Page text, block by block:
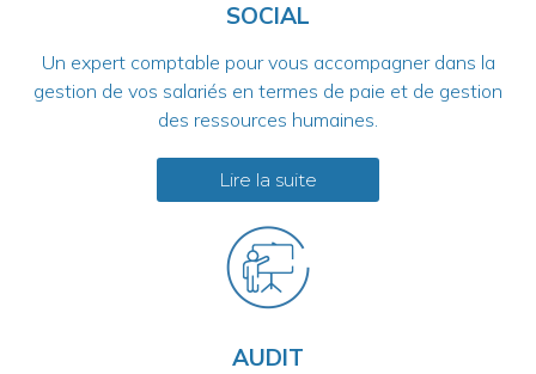
SOCIAL
Un expert comptable pour vous accompagner dans la
gestion de vos salariés en termes de paie et de gestion
des ressources humaines.
Lire la suite
AUDIT